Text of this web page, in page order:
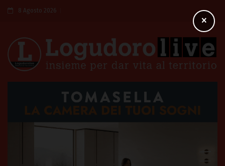
8 Agosto 2026
×